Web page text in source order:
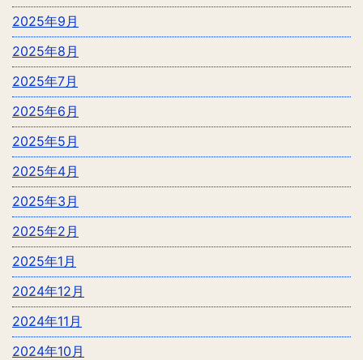
2025年9月
2025年8月
2025年7月
2025年6月
2025年5月
2025年4月
2025年3月
2025年2月
2025年1月
2024年12月
2024年11月
2024年10月